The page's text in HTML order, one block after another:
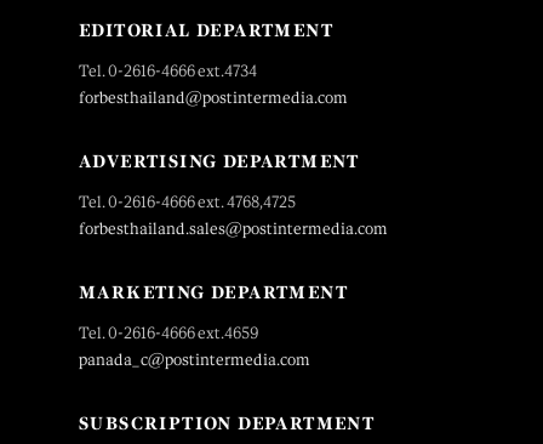
EDITORIAL DEPARTMENT
Tel. 0-2616-4666 ext.4734
forbesthailand@postintermedia.com
ADVERTISING DEPARTMENT
Tel. 0-2616-4666 ext. 4768,4725
forbesthailand.sales@postintermedia.com
MARKETING DEPARTMENT
Tel. 0-2616-4666 ext.4659
panada_c@postintermedia.com
SUBSCRIPTION DEPARTMENT